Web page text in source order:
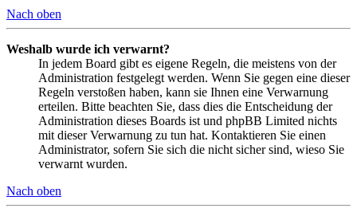
Nach oben
Weshalb wurde ich verwarnt?
In jedem Board gibt es eigene Regeln, die meistens von der
Administration festgelegt werden. Wenn Sie gegen eine dieser
Regeln verstoßen haben, kann sie Ihnen eine Verwarnung
erteilen. Bitte beachten Sie, dass dies die Entscheidung der
Administration dieses Boards ist und phpBB Limited nichts
mit dieser Verwarnung zu tun hat. Kontaktieren Sie einen
Administrator, sofern Sie sich die nicht sicher sind, wieso Sie
verwarnt wurden.
Nach oben